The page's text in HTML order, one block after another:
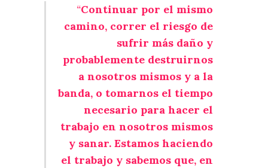
“Continuar por el mismo
camino, correr el riesgo de
sufrir más daño y
probablemente destruirnos
a nosotros mismos y a la
banda, o tomarnos el tiempo
necesario para hacer el
trabajo en nosotros mismos
y sanar. Estamos haciendo
el trabajo y sabemos que, en